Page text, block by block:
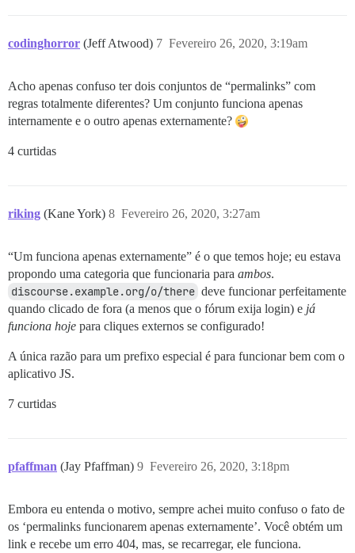
codinghorror (Jeff Atwood) Fevereiro 26, 2020, 3:19am
7
Acho apenas confuso ter dois conjuntos de “permalinks” com
regras totalmente diferentes? Um conjunto funciona apenas
internamente e o outro apenas externamente?
4 curtidas
riking (Kane York) Fevereiro 26, 2020, 3:27am
8
“Um funciona apenas externamente” é o que temos hoje; eu estava
propondo uma categoria que funcionaria para ambos.
discourse.example.org/o/there deve funcionar perfeitamente
quando clicado de fora (a menos que o fórum exija login) e já
funciona hoje para cliques externos se configurado!
A única razão para um prefixo especial é para funcionar bem com o
aplicativo JS.
7 curtidas
pfaffman (Jay Pfaffman) Fevereiro 26, 2020, 3:18pm
9
Embora eu entenda o motivo, sempre achei muito confuso o fato de
os ‘permalinks funcionarem apenas externamente’. Você obtém um
link e recebe um erro 404, mas, se recarregar, ele funciona.